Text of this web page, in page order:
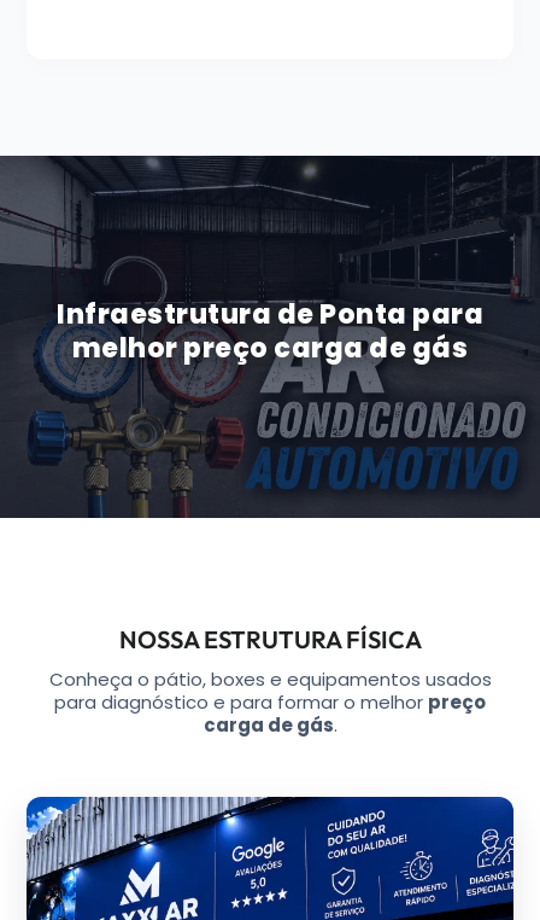
Infraestrutura de Ponta para
melhor preço carga de gás
NOSSA ESTRUTURA FÍSICA
Conheça o pátio, boxes e equipamentos usados
para diagnóstico e para formar o melhor preço
carga de gás.